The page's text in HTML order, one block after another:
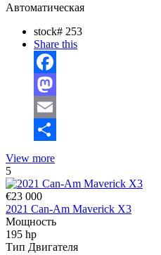
Автоматическая
stock# 253
Share this
Facebook
Mastodon
Email
View more
5
€23 000
2021 Can-Am Maverick X3
Мощность
195 hp
Тип Двигателя